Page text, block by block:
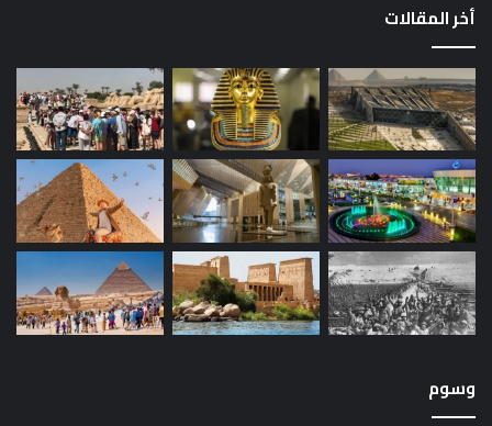
أخر المقالات
وسوم